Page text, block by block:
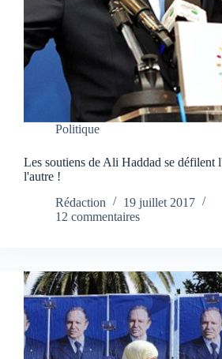
Politique
Les soutiens de Ali Haddad se défilent
l'autre !
Rédaction
19 juillet 2017
12 commentaires